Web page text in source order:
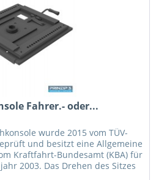
Fahrer.- oder...
wurde 2015 vom TÜV-
und besitzt eine Allgemeine
Kraftfahrt-Bundesamt (KBA) für
2003. Das Drehen des Sitzes